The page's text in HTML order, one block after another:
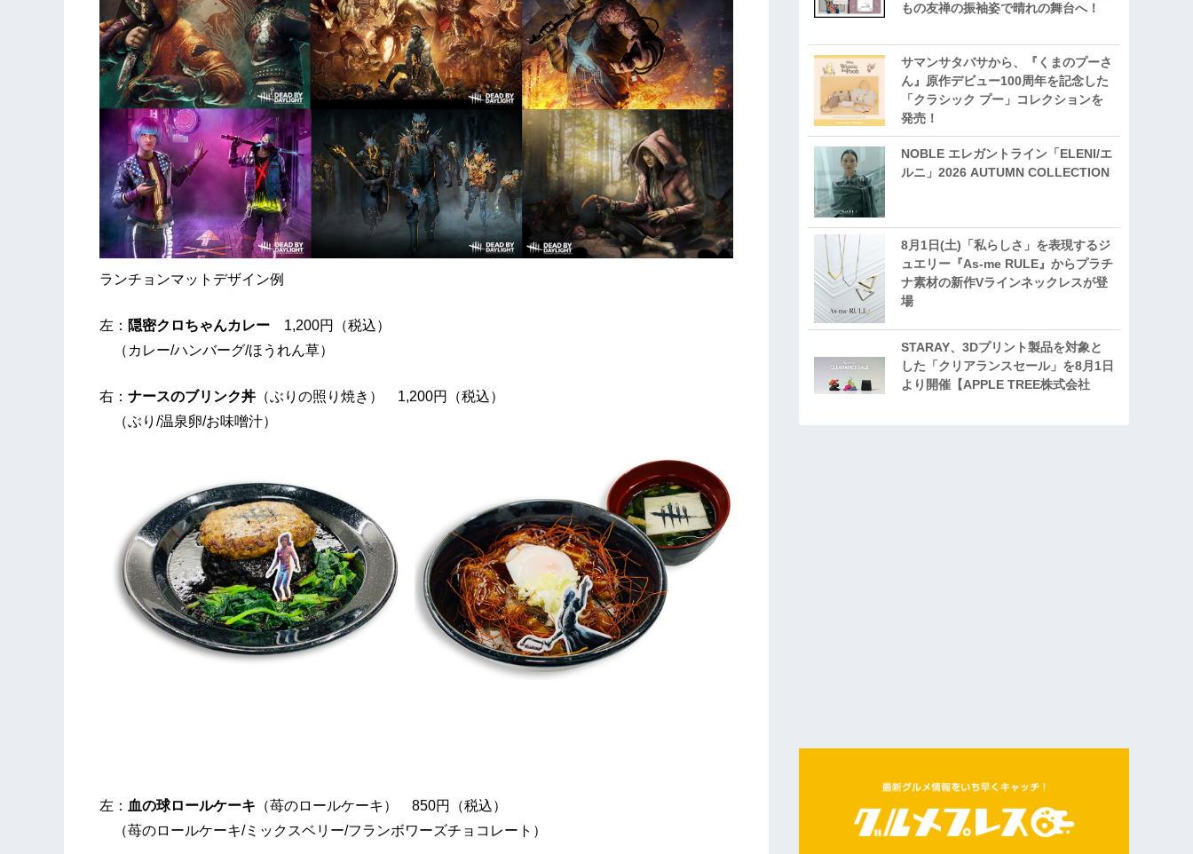
ランチョンマットデザイン例
左： 隠密クロちゃんカレー 1,200円（税込）
（カレー/ハンバーグ/ほうれん草）
右： ナースのブリンク丼 （ぶりの照り焼き） 1,200円（税込）
（ぶり/温泉卵/お味噌汁）
左： 血の球ロールケーキ （苺のロールケーキ） 850円（税込）
（苺のロールケーキ/ミックスベリー/フランボワーズチョコレート）
もの友禅の振袖姿で晴れの舞台へ！
サマンサタバサから、『くまのプーさ
ん』原作デビュー100周年を記念した
「クラシック プー」コレクションを
発売！
NOBLE エレガントライン「ELENI/エ
ルニ」2026 AUTUMN COLLECTION
8月1日(土)「私らしさ」を表現するジ
ュエリー『As-me RULE』からプラチ
ナ素材の新作Vラインネックレスが登
場
STARAY、3Dプリント製品を対象と
した「クリアランスセール」を8月1日
より開催【APPLE TREE株式会社